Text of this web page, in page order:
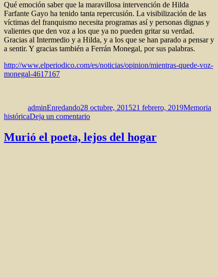
Qué emoción saber que la maravillosa intervención de Hilda
Farfante Gayo ha tenido tanta repercusión. La visibilización de las
víctimas del franquismo necesita programas así y personas dignas y
valientes que den voz a los que ya no pueden gritar su verdad.
Gracias al Intermedio y a Hilda, y a los que se han parado a pensar y
a sentir. Y gracias también a Ferrán Monegal, por sus palabras.
http://www.elperiodico.com/es/noticias/opinion/mientras-quede-voz-
monegal-4617167
adminEnredando28 octubre, 201521 febrero, 2019Memoria
históricaDeja un comentarioen
me
quede
Murió el poeta, lejos del hogar